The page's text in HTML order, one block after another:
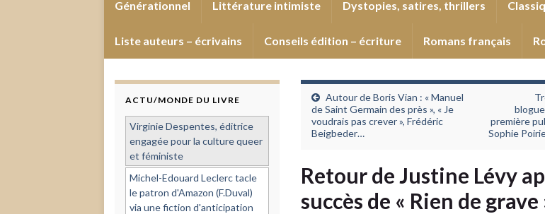
Générationnel Littérature intimiste Dystopies, satires, thrillers
Liste auteurs – écrivains Conseils édition – écriture Romans français
Autour de Boris Vian : « Manuel
de Saint Germain des près », « Je
voudrais pas crever », Frédéric
Beigbeder…
première
Sophie
Retour de Justine Lévy
succès de « Rien de grave
ACTU/MONDE DU LIVRE
Virginie Despentes, éditrice
engagée pour la culture queer
et féministe
Michel-Edouard Leclerc tacle
le patron d'Amazon (F.Duval)
via une fiction d'anticipation